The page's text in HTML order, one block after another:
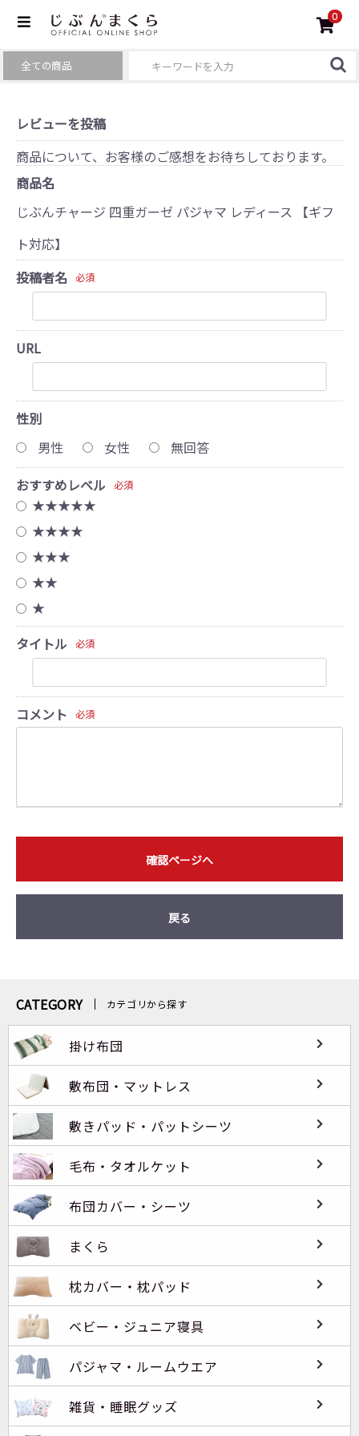
0
レビューを投稿
商品について、お客様のご感想をお待ちしております。
商品名
じぶんチャージ 四重ガーゼ パジャマ レディース 【ギフ
ト対応】
投稿者名 必須
URL
性別
男性
女性
無回答
おすすめレベル
必須
★★★★★
★★★★
★★★
★★
★
タイトル
必須
コメント 必須
確認ページへ
戻る
CATEGORY カテゴリから探す
掛け布団
敷布団・マットレス
敷きパッド・パットシーツ
毛布・タオルケット
布団カバー・シーツ
まくら
枕カバー・枕パッド
ベビー・ジュニア寝具
パジャマ・ルームウエア
雑貨・睡眠グッズ